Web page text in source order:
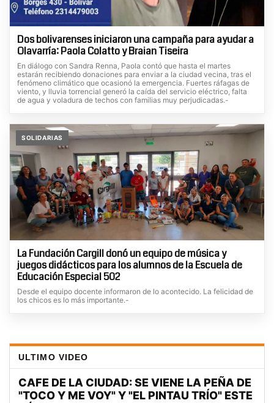
Dos bolivarenses iniciaron una campaña para ayudar a
Olavarría: Paola Colatto y Braian Tiseira
En diálogo con Sandra Renna, Paola contó que hasta el martes
estarán recibiendo donaciones para enviar a la ciudad vecina, tras el
fenómeno climático que ocasionó la emergencia. Fuertes ráfagas de
viento, y lluvia torrencial generó la caída del servicio eléctrico, falta
de agua y voladura de techos con familias muy perjudicadas.-
SOLIDARIAS
La Fundación Cargill donó un equipo de música y
juegos didácticos para los alumnos de la Escuela de
Educación Especial 502
Desde el equipo docente informaron de lo acontecido. La felicidad de
los chicos es lo más importante.-
ULTIMO VIDEO